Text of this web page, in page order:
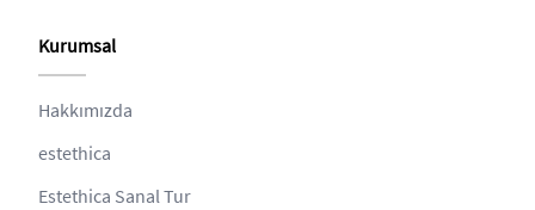
Kurumsal
Hakkımızda
estethica
Estethica Sanal Tur